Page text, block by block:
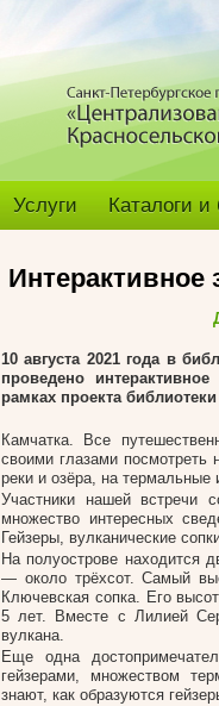
Услуги Каталоги
Интерактивное
10 августа 2021 года в
проведено
рамках проекта
Камчатка. Все
своими глазами посмотреть
реки и озёра, на термальные
Участники нашей встречи
множество интересных
Гейзеры, вулканические
На полуострове находится
— около трёхсот. Самый
Ключевская сопка. Его
5 лет. Вместе с Лилией
вулкана.
Еще одна
гейзерами, множеством
знают, как образуются